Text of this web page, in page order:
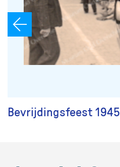
Bevrijdingsfeest 1945